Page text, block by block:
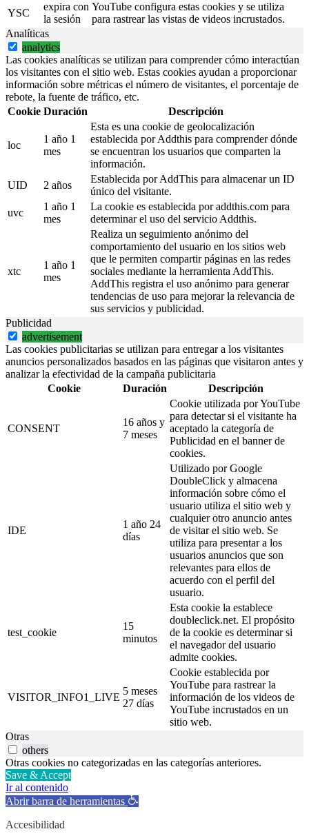
YSC
expira con
la sesión
YouTube configura estas cookies y se utiliza
para rastrear las vistas de videos incrustados.
Analíticas
analytics
Las cookies analíticas se utilizan para comprender cómo interactúan
los visitantes con el sitio web. Estas cookies ayudan a proporcionar
información sobre métricas el número de visitantes, el porcentaje de
rebote, la fuente de tráfico, etc.
Cookie Duración Descripción
loc
1 año 1
mes
Esta es una cookie de geolocalización
establecida por Addthis para comprender dónde
se encuentran los usuarios que comparten la
información.
UID
2 años
Establecida por AddThis para almacenar un ID
único del visitante.
uvc
1 año 1
mes
La cookie es establecida por addthis.com para
determinar el uso del servicio Addthis.
xtc
1 año 1
mes
Realiza un seguimiento anónimo del
comportamiento del usuario en los sitios web
que le permiten compartir páginas en las redes
sociales mediante la herramienta AddThis.
AddThis registra el uso anónimo para generar
tendencias de uso para mejorar la relevancia de
sus servicios y publicidad.
Publicidad
advertisement
Las cookies publicitarias se utilizan para entregar a los visitantes
anuncios personalizados basados en las páginas que visitaron antes y
analizar la efectividad de la campaña publicitaria
Cookie
Duración Descripción
CONSENT
16 años y
7 meses
Cookie utilizada por YouTube
para detectar si el visitante ha
aceptado la categoría de
Publicidad en el banner de
cookies.
IDE
1 año 24
días
Utilizado por Google
DoubleClick y almacena
información sobre cómo el
usuario utiliza el sitio web y
cualquier otro anuncio antes
de visitar el sitio web. Se
utiliza para presentar a los
usuarios anuncios que son
relevantes para ellos de
acuerdo con el perfil del
usuario.
test_cookie
15
minutos
Esta cookie la establece
doubleclick.net. El propósito
de la cookie es determinar si
el navegador del usuario
admite cookies.
VISITOR_INFO1_LIVE
5 meses
27 días
Cookie establecida por
YouTube para rastrear la
información de los videos de
YouTube incrustados en un
sitio web.
Otras
others
Otras cookies no categorizadas en las categorías anteriores.
Save & Accept
Ir al contenido
Abrir barra de herramientas
Accesibilidad